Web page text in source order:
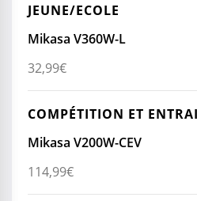
JEUNE/ECOLE
Mikasa V360W-L
32,99€
COMPÉTITION ET
Mikasa V200W-CEV
114,99€